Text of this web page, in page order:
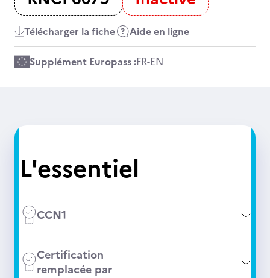
Télécharger la fiche Aide en ligne
Supplément Europass :FR-EN
L'essentiel
CCN1
Certification
remplacée par